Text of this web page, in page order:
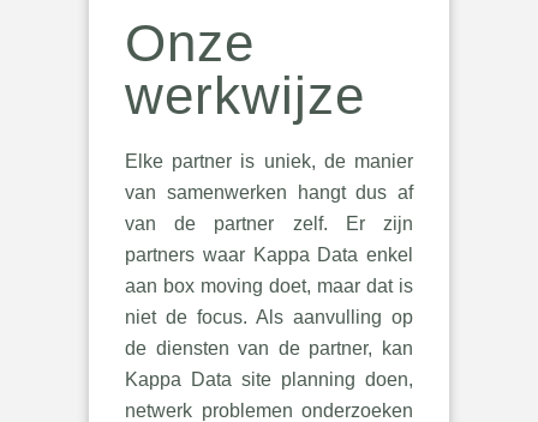
Onze
werkwijze
Elke partner is uniek, de manier
van samenwerken hangt dus af
van de partner zelf. Er zijn
partners waar Kappa Data enkel
aan box moving doet, maar dat is
niet de focus. Als aanvulling op
de diensten van de partner, kan
Kappa Data site planning doen,
netwerk problemen onderzoeken